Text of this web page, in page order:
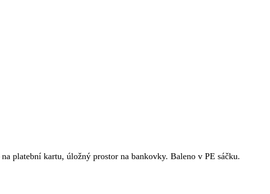
platební kartu, úložný prostor na bankovky. Baleno v PE sáčku.